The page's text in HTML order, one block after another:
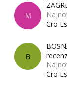
M
Cro
B
Cro